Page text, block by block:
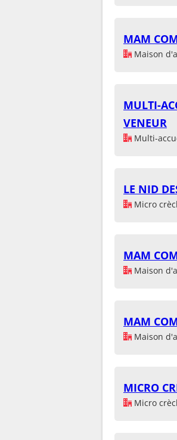
MAM
Maison
MULTI-
VENEUR
Multi-
LE NID
Micro
MAM
Maison
MAM
Maison
MICRO
Micro